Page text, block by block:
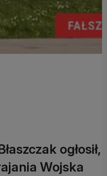
ogłosił,
Wojska